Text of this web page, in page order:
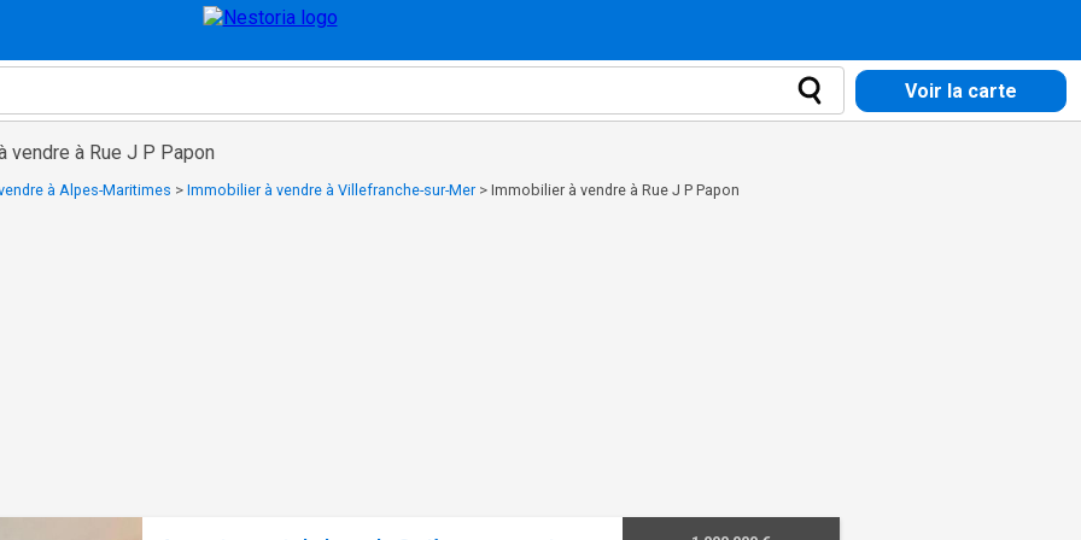
Voir la carte
vendre à Rue J P Papon
à Alpes-Maritimes > Immobilier à vendre à Villefranche-sur-Mer > Immobilier à vendre à Rue J P Papon